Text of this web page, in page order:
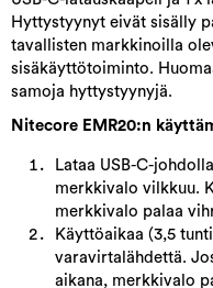
Hyttystyynyt eivät sisälly
tavallisten markkinoilla
sisäkäyttötoiminto.
samoja hyttystyynyjä.
Nitecore EMR20:n
Lataa USB-C-
merkkivalo vilkkuu.
merkkivalo palaa
Käyttöaikaa (3,5
varavirtalähdettä.
aikana, merkkivalo